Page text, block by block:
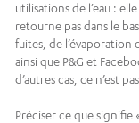
utilisations de l’eau :
retourne pas dans le
fuites, de l’évaporation
ainsi que P&G et
d’autres cas, ce n’est
Préciser ce que signifie